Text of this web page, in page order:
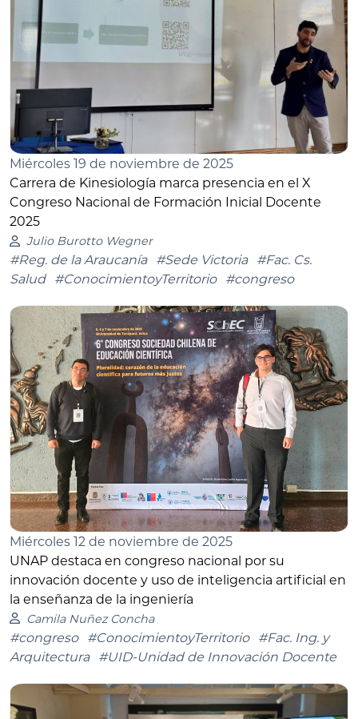
Miércoles 19 de noviembre de 2025
Carrera de Kinesiología marca presencia en el X
Congreso Nacional de Formación Inicial Docente
2025
Julio Burotto Wegner
#Reg. de la Araucanía #Sede Victoria
#Fac. Cs.
Salud
#ConocimientoyTerritorio #congreso
Miércoles 12 de noviembre de 2025
UNAP destaca en congreso nacional por su
innovación docente y uso de inteligencia artificial en
la enseñanza de la ingeniería
Camila Nuñez Concha
#congreso #ConocimientoyTerritorio
#Fac. Ing. y
Arquitectura
#UID-Unidad de Innovación Docente